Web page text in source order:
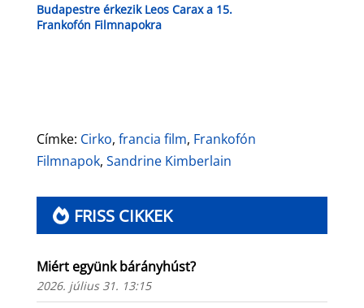
Budapestre érkezik Leos Carax a 15.
Frankofón Filmnapokra
Címke: Cirko, francia film, Frankofón
Filmnapok, Sandrine Kimberlain
FRISS CIKKEK
Miért együnk bárányhúst?
2026. július 31. 13:15